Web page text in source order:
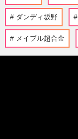
ダンディ坂野
メイプル超合金